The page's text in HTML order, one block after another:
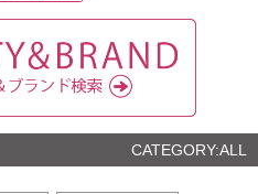
CATEGORY:ALL